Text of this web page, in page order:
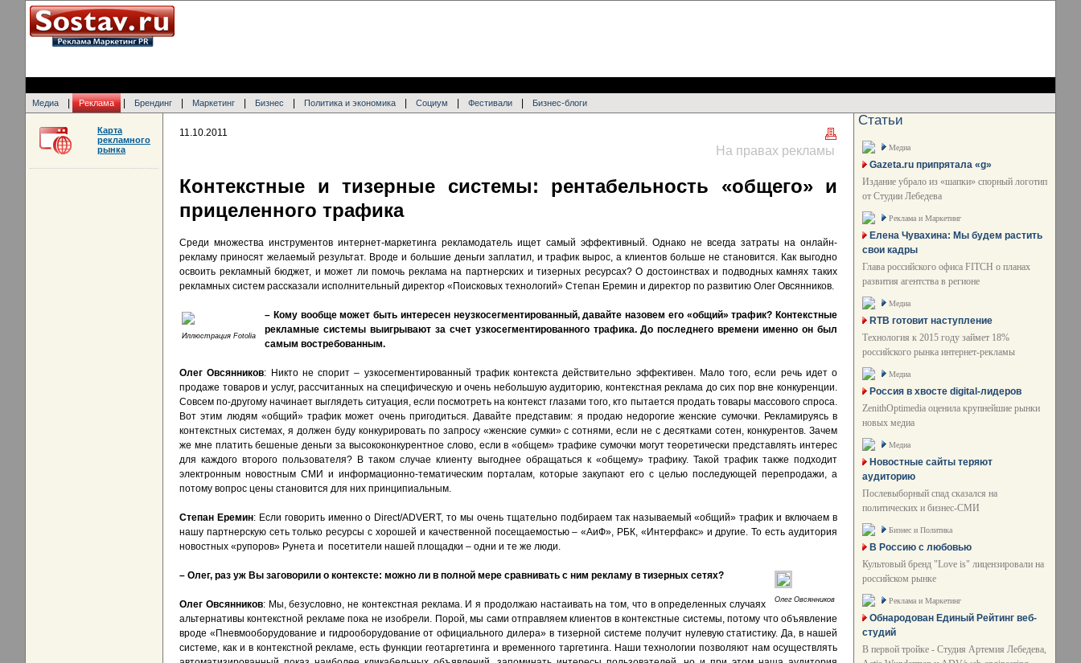
Медиа Реклама Брендинг Маркетинг Бизнес Политика и экономика Социум Фестивали Бизнес-блоги
11.10.2011
На правах рекламы
Контекстные и тизерные системы: рентабельность «общего» и
прицеленного трафика
Среди множества инструментов интернет-маркетинга рекламодатель ищет самый эффективный. Однако не всегда затраты на онлайн-
рекламу приносят желаемый результат. Вроде и большие деньги заплатил, и трафик вырос, а клиентов больше не становится. Как выгодно
освоить рекламный бюджет, и может ли помочь реклама на партнерских и тизерных ресурсах? О достоинствах и подводных камнях таких
рекламных систем рассказали исполнительный директор «Поисковых технологий» Степан Еремин и директор по развитию Олег Овсянников.
Иллюстрация Fotolia
– Кому вообще может быть интересен неузкосегментированный,давайте назовем его «общий» трафик? Контекстные
рекламные системы выигрывают за счет узкосегментированного трафика.До последнего времени именноон был
самым востребованным.
Олег Овсянников: Никто не спорит – узкосегментированный трафик контекста действительно эффективен. Мало того, если речь идет о
продаже товаров и услуг, рассчитанных на специфическую и очень небольшую аудиторию, контекстная реклама до сих пор вне конкуренции.
Совсем по-другому начинает выглядеть ситуация, если посмотреть на контекст глазами того, кто пытается продать товары массового спроса.
Вот этим людям «общий» трафик может очень пригодиться. Давайте представим: я продаю недорогие женские сумочки. Рекламируясь в
контекстных системах, я должен буду конкурировать по запросу «женские сумки» с сотнями, если не с десятками сотен, конкурентов. Зачем
же мне платить бешеные деньги за высококонкурентное слово, если в «общем» трафике сумочки могут теоретически представлять интерес
для каждого второго пользователя? В таком случае клиенту выгоднее обращаться к «общему» трафику. Такой трафик также подходит
электронным новостным СМИ и информационно-тематическим порталам, которые закупают его с целью последующей перепродажи, а
потому вопрос цены становится для них принципиальным.
Степан Еремин: Если говорить именно о Direct/ADVERT, то мы очень тщательно подбираем так называемый «общий» трафик и включаем в
нашу партнерскую сеть только ресурсы с хорошей и качественной посещаемостью – «АиФ», РБК, «Интерфакс» и другие. То есть аудитория
новостных «рупоров» Рунета и посетители нашей площадки – одни и те же люди.
Олег Овсянников
– Олег, раз уж Вы заговорили о контексте: можно ли в полной мере сравнивать с ним рекламу в тизерных сетях?
Олег Овсянников: Мы, безусловно, не контекстная реклама. И я продолжаю настаивать на том, что в определенных случаях
альтернативы контекстной рекламе пока не изобрели. Порой, мы сами отправляем клиентов в контекстные системы, потому что объявление
вроде «Пневмооборудование и гидрооборудование от официального дилера» в тизерной системе получит нулевую статистику. Да, в нашей
системе, как и в контекстной рекламе, есть функции геотаргетинга и временного таргетинга. Наши технологии позволяют нам осуществлять
Карта
рекламного
рынка
Статьи
Медиа
Gazeta.ru припрятала «g»
Издание убрало из «шапки» спорный логотип
от Студии Лебедева
Реклама и Маркетинг
Елена Чувахина: Мы будем растить
свои кадры
Глава российского офиса FITCH о планах
развития агентства в регионе
Медиа
RTB готовит наступление
Технология к 2015 году займет 18%
российского рынка интернет-рекламы
Медиа
Россия в хвосте digital-лидеров
ZenithOptimedia оценила крупнейшие рынки
новых медиа
Медиа
Новостные сайты теряют
аудиторию
Послевыборный спад сказался на
политических и бизнес-СМИ
Бизнес и Политика
В Россию с любовью
Культовый бренд "Love is" лицензировали на
российском рынке
Реклама и Маркетинг
Обнародован Единый Рейтинг веб-
студий
В первой тройке - Студия Артемия Лебедева,